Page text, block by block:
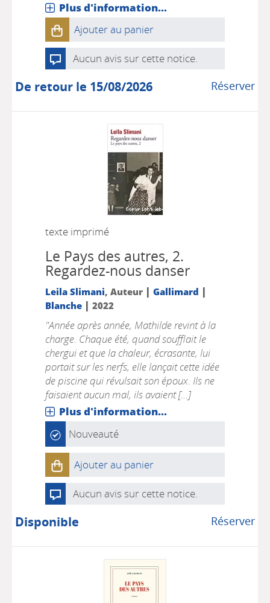
Plus d'information...
Ajouter au panier
Aucun avis sur cette notice.
Réserver
De retour le 15/08/2026
texte imprimé
Le Pays des autres, 2.
Regardez-nous danser
Leila Slimani, Auteur | Gallimard |
Blanche| 2022
"Année après année, Mathilde revint à la
charge. Chaque été, quand soufflait le
chergui et que la chaleur, écrasante, lui
portait sur les nerfs, elle lançait cette idée
de piscine qui révulsait son époux. Ils ne
faisaient aucun mal, ils avaient [...]
Plus d'information...
Nouveauté
Ajouter au panier
Aucun avis sur cette notice.
Réserver
Disponible